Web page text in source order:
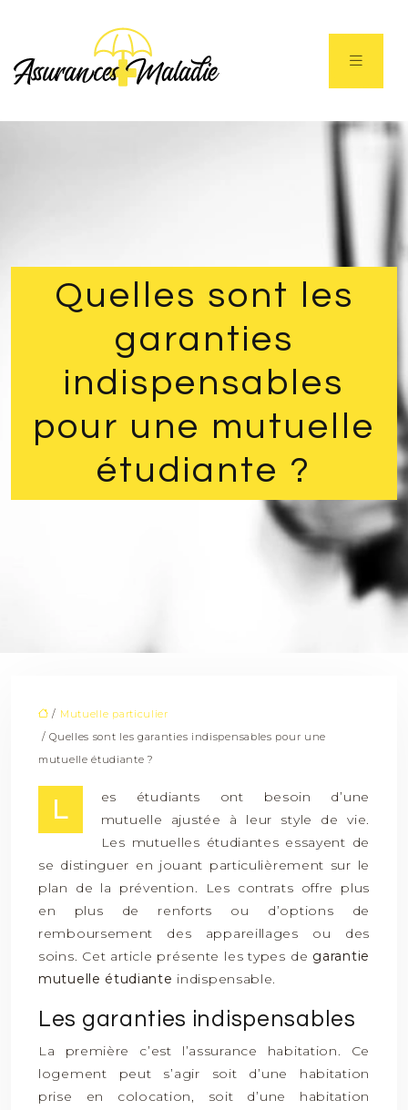
Quelles sont les
garanties
indispensables
pour une mutuelle
étudiante ?
/ Mutuelle particulier
/ Quelles sont les garanties indispensables pour une
mutuelle étudiante ?
L
es étudiants ont besoin d’une
mutuelle ajustée à leur style de vie.
Les mutuelles étudiantes essayent de
se distinguer en jouant particulièrement sur le
plan de la prévention. Les contrats offre plus
en plus de renforts ou d’options de
remboursement des appareillages ou des
soins. Cet article présente les types de garantie
mutuelle étudiante indispensable.
Les garanties indispensables
La première c’est l’assurance habitation. Ce
logement peut s’agir soit d’une habitation
prise en colocation, soit d’une habitation